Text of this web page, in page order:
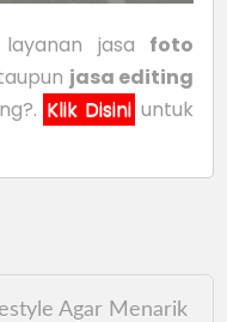
jasa foto
jasa editing
Klik Disini untuk
Agar Menarik